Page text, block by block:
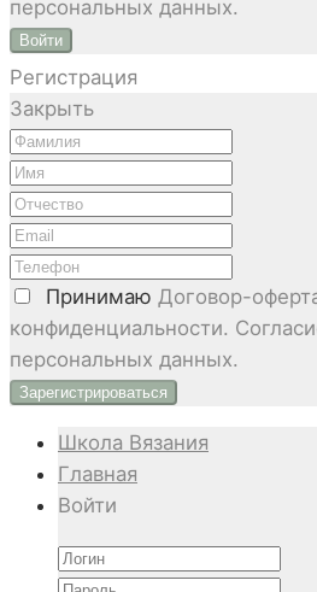
персональных данных.
Войти
Регистрация
Закрыть
Принимаю Договор-
конфиденциальности.
персональных данных.
Школа Вязания
Главная
Войти